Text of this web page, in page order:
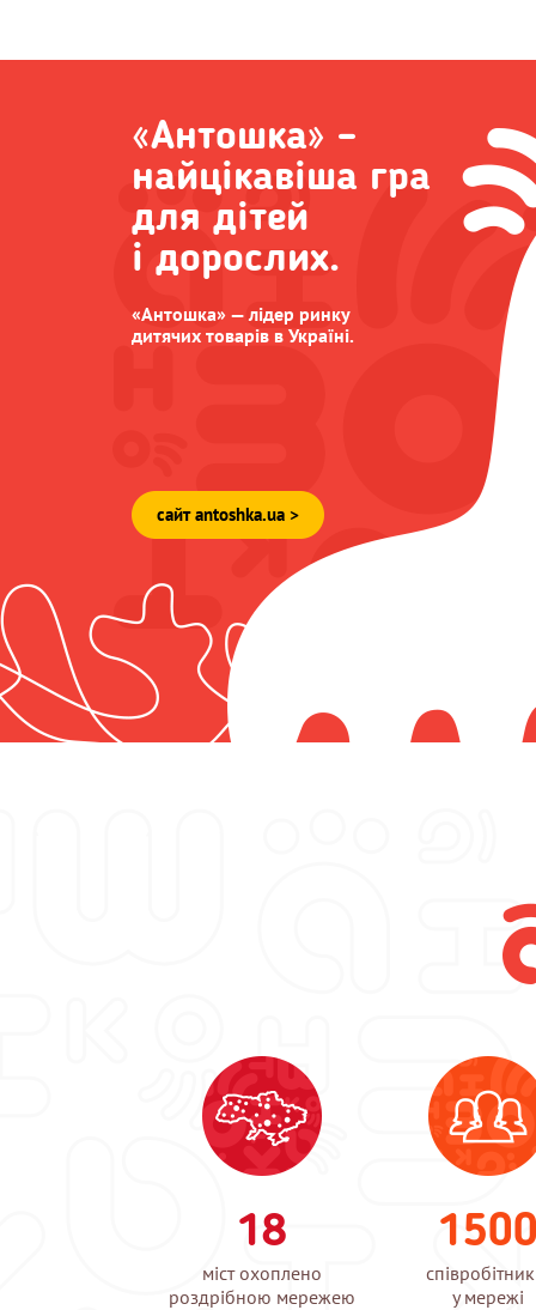
«Антошка» –
найцікавіша гра
для дітей
і дорослих.
«Антошка» — лідер ринку
дитячих товарів в Україні.
сайт antoshka.ua >
18
міст охоплено
роздрібною мережею
у мережі